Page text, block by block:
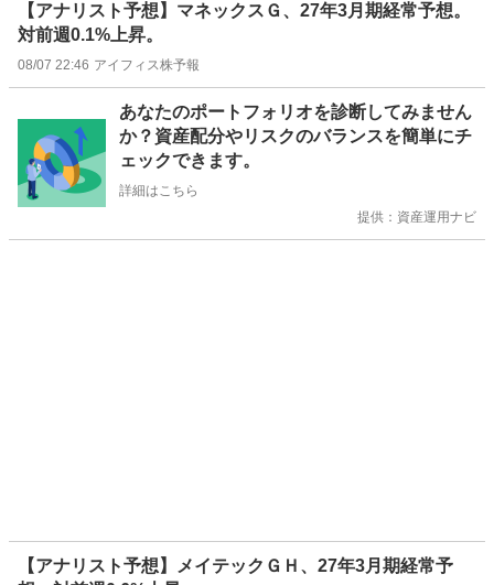
【アナリスト予想】マネックスＧ、27年3月期経常予想。
対前週0.1%上昇。
08/07 22:46 アイフィス株予報
あなたのポートフォリオを診断してみません
か？資産配分やリスクのバランスを簡単にチ
ェックできます。
詳細はこちら
提供：資産運用ナビ
【アナリスト予想】メイテックＧＨ、27年3月期経常予